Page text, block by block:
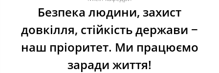
Безпека людини, захист
довкілля, стійкість держави −
наш пріоритет. Ми працюємо
заради життя!